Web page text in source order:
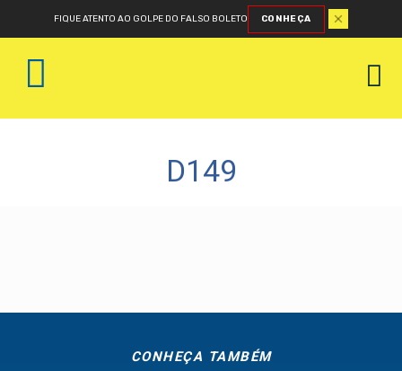
FIQUE ATENTO AO GOLPE DO FALSO BOLETO CONHEÇA
D149
CONHEÇA TAMBÉM